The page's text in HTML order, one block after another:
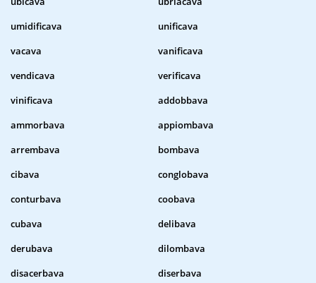
umidificava
unificava
vacava
vanificava
vendicava
verificava
vinificava
addobbava
ammorbava
appiombava
arrembava
bombava
cibava
conglobava
conturbava
coobava
cubava
delibava
derubava
dilombava
disacerbava
diserbava